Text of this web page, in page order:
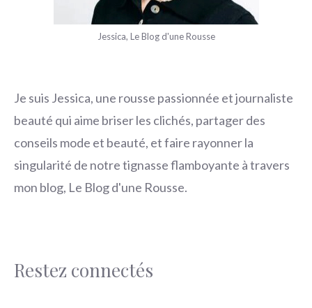
Jessica, Le Blog d'une Rousse
Je suis Jessica, une rousse passionnée et journaliste
beauté qui aime briser les clichés, partager des
conseils mode et beauté, et faire rayonner la
singularité de notre tignasse flamboyante à travers
mon blog, Le Blog d'une Rousse.
Restez connectés